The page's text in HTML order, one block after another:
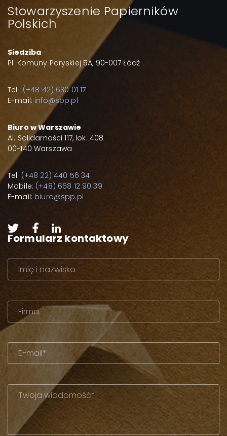
Stowarzyszenie Papierników
Polskich
Siedziba
Pl. Komuny Paryskiej 5A, 90-007 Łódź
Tel.: (+48 42) 630 01 17
E-mail: info@spp.pl
Biuro w Warszawie
Al. Solidarności 117, lok. 408
00-140 Warszawa
Tel: (+48 22) 440 56 34
Mobile: (+48) 668 12 90 39
E-mail: biuro@spp.pl
Formularz kontaktowy